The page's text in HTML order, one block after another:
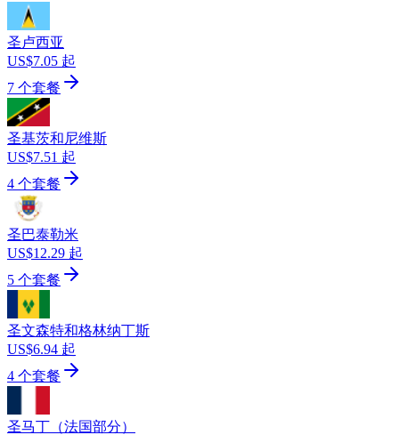
圣卢西亚
US$7.05 起
7 个套餐
圣基茨和尼维斯
US$7.51 起
4 个套餐
圣巴泰勒米
US$12.29 起
5 个套餐
圣文森特和格林纳丁斯
US$6.94 起
4 个套餐
圣马丁（法国部分）